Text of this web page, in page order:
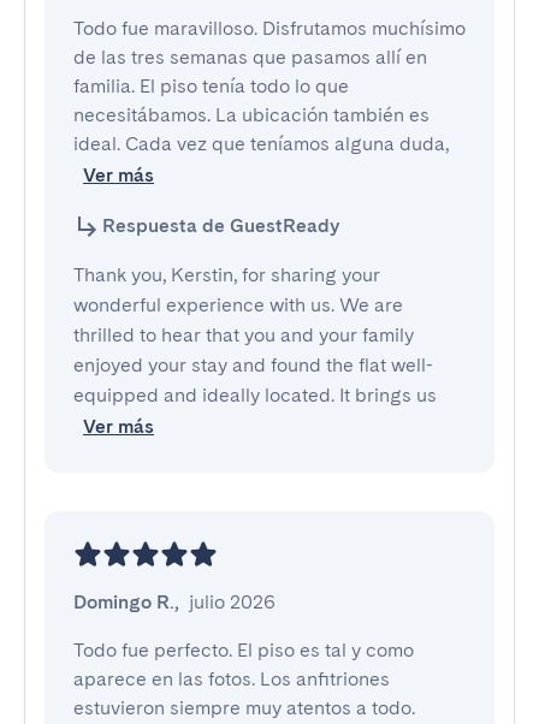
Todo fue maravilloso. Disfrutamos muchísimo
de las tres semanas que pasamos allí en
familia. El piso tenía todo lo que
necesitábamos. La ubicación también es
ideal. Cada vez que teníamos alguna duda,
Ver más
Respuesta de GuestReady
Thank you, Kerstin, for sharing your
wonderful experience with us. We are
thrilled to hear that you and your family
enjoyed your stay and found the flat well-
equipped and ideally located. It brings us
Ver más
Domingo R., julio 2026
Todo fue perfecto. El piso es tal y como
aparece en las fotos. Los anfitriones
estuvieron siempre muy atentos a todo.